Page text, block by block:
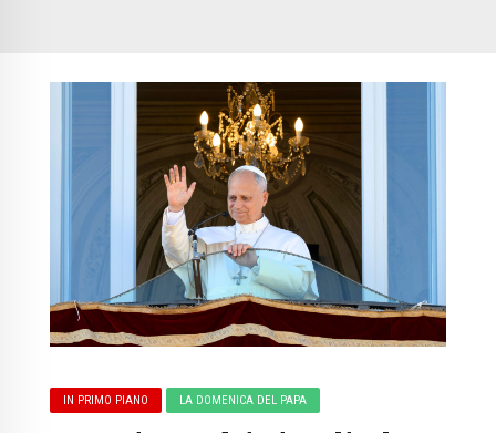
IN PRIMO PIANO LA DOMENICA DEL PAPA